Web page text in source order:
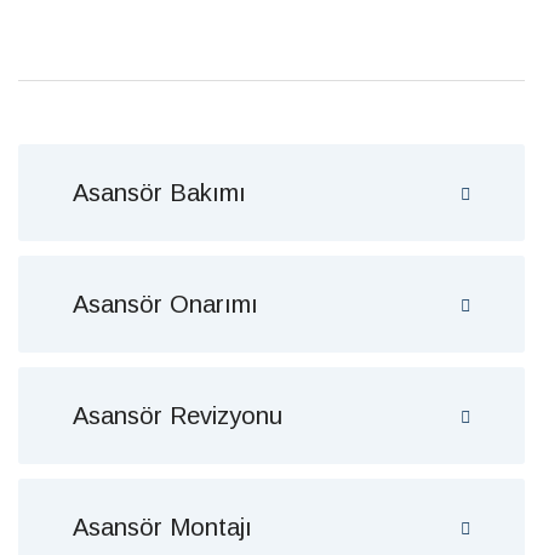
Asansör Bakımı
Asansör Onarımı
Asansör Revizyonu
Asansör Montajı